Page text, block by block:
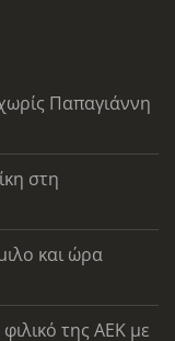
Παπαγιάννη
στη
και ώρα
της ΑΕΚ με